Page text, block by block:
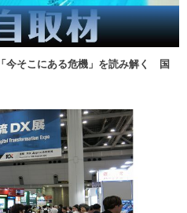
今そこにある危機」を読み解く 国